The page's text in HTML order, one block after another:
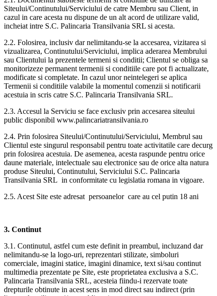
Siteului/Continutului/Serviciului de catre Membru sau Client, in
cazul in care acesta nu dispune de un alt acord de utilizare valid,
incheiat intre S.C. Palincaria Transilvania SRL si acesta.
2.2. Folosirea, inclusiv dar nelimitandu-se la accesarea, vizitarea si
vizualizarea, Continutului/Serviciului, implica aderarea Membrului
sau Clientului la prezentele termeni si conditii; Clientul se obliga sa
monitorizeze permanent termenii si conditiile care pot fi actualizate,
modificate si completate. In cazul unor neintelegeri se aplica
Termenii si conditiile valabile la momentul comenzii si notificarii
acestuia in scris catre S.C. Palincaria Transilvania SRL.
2.3. Accesul la Serviciu se face exclusiv prin accesarea siteului
public disponibil www.palincariatransilvania.ro
2.4. Prin folosirea Siteului/Continutului/Serviciului, Membrul sau
Clientul este singurul responsabil pentru toate activitatile care decurg
prin folosirea acestuia. De asemenea, acesta raspunde pentru orice
daune materiale, intelectuale sau electronice sau de orice alta natura
produse Siteului, Continutului, Serviciului S.C. Palincaria
Transilvania SRL in conformitate cu legislatia romana in vigoare.
2.5. Acest Site este adresat persoanelor care au cel putin 18 ani
3. Continut
3.1. Continutul, astfel cum este definit in preambul, incluzand dar
nelimitandu-se la logo-uri, reprezentari stilizate, simboluri
comerciale, imagini statice, imagini dinamice, text si/sau continut
multimedia prezentate pe Site, este proprietatea exclusiva a S.C.
Palincaria Transilvania SRL, acesteia fiindu-i rezervate toate
drepturile obtinute in acest sens in mod direct sau indirect (prin